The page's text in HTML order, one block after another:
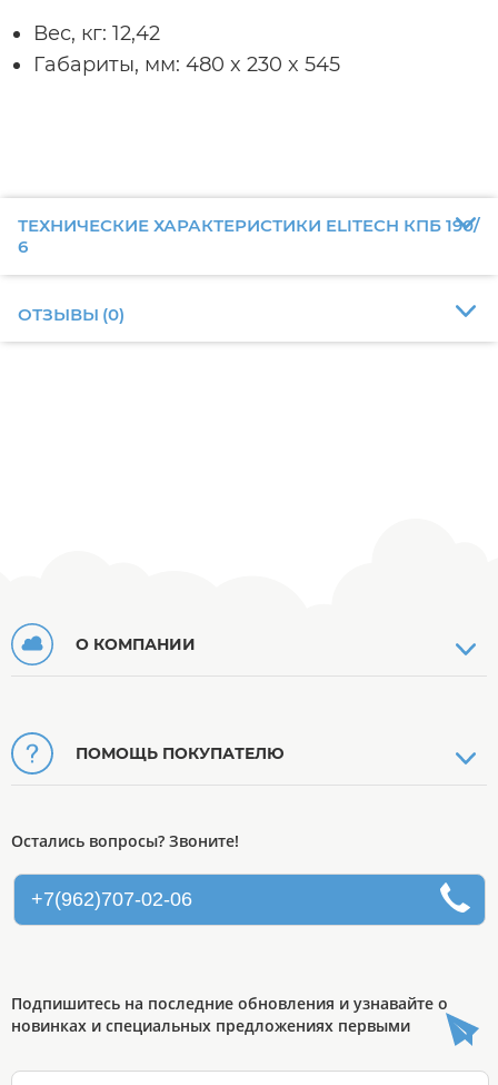
Вес, кг: 12,42
Габариты, мм: 480 x 230 x 545
ТЕХНИЧЕСКИЕ ХАРАКТЕРИСТИКИ ELITECH КПБ 190/
6
ОТЗЫВЫ (0)
О КОМПАНИИ
ПОМОЩЬ ПОКУПАТЕЛЮ
Остались вопросы? Звоните!
+7(962)707-02-06
Подпишитесь на последние обновления и узнавайте о
новинках и специальных предложениях первыми